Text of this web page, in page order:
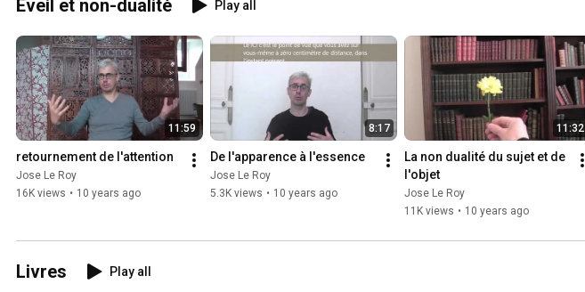
Eveil et non-dualité Play all
11:59
retournement de l'attention
Jose Le Roy
16K views • 10 years ago
8:17
De l'apparence à l'essence
Jose Le Roy
5.3K views • 10 years ago
11:32
La non dualité du sujet et de
l'objet
Jose Le Roy
11K views • 10 years ago
Livres Play all